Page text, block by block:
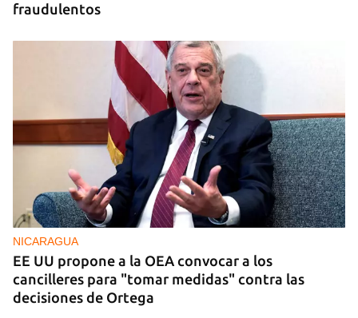
fraudulentos
NICARAGUA
EE UU propone a la OEA convocar a los
cancilleres para "tomar medidas" contra las
decisiones de Ortega